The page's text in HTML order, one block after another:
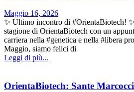
Maggio 16, 2026
✨ Ultimo incontro di #OrientaBiotech!
stagione di OrientaBiotech con un
carriera nella #genetica e nella #libera
Maggio, siamo felici di
Leggi di più...
OrientaBiotech: Sante